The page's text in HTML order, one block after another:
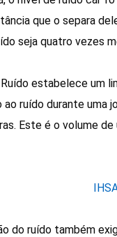
que o separa
seja quatro vezes
estabelece um
ao ruído durante uma
Este é o volume de
do ruído também